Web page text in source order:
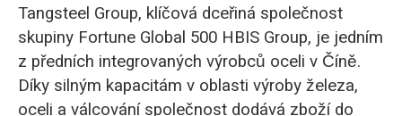
Tangsteel Group, klíčová dceřiná společnost
skupiny Fortune Global 500 HBIS Group, je jedním
z předních integrovaných výrobců oceli v Číně.
Díky silným kapacitám v oblasti výroby železa,
oceli a válcování společnost dodává zboží do